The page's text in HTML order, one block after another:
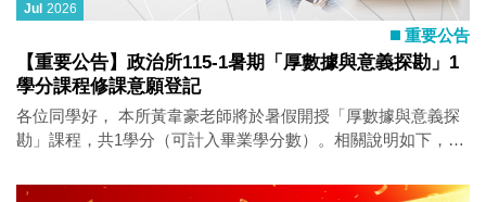
Jul 2026
重要公告
【重要公告】政治所115-1暑期「厚數據與意義探勘」1
學分課程修課意願登記
各位同學好， 本所黃韋豪老師將於暑假開授「厚數據與意義探
勘」課程，共1學分（可計入畢業學分數）。相關說明如下，敬
謝！ 1.課程名稱/學分數：厚數據與意義探勘1學分 上課時間：